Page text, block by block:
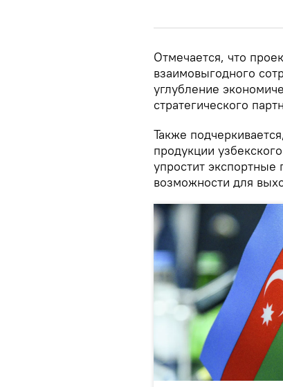
Отмечается, что
взаимовыгодного
углубление
стратегического
Также
продукции
упростит
возможности для